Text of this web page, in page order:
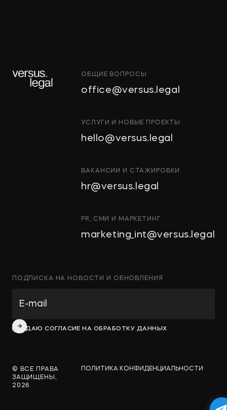
ИНТЕЛЛЕКТУАЛЬНАЯ
ИНВЕСТИЦИОННЫЕ ПРОЕКТЫ
СТРОИТЕЛЬСТВО
И НЕДВИЖИМОСТЬ
АРХИТЕКТУРА
КОРПОРАТИВНОЕ ПРАВО И
M&A
РАЗРЕШЕНИЕ СПОРОВ
БАНКОВСКОЕ ПРАВО
ОБЩИЕ ВОПРОСЫ
office@versus.legal
УСЛУГИ И НОВЫЕ ПРОЕКТЫ
hello@versus.legal
ВАКАНСИИ И СТАЖИРОВКИ
hr@versus.legal
PR, СМИ И МАРКЕТИНГ
marketing_int@versus.legal
ПОДПИСКА НА НОВОСТИ И ОБНОВЛЕНИЯ
ДАЮ СОГЛАСИЕ НА ОБРАБОТКУ ДАННЫХ
© ВСЕ ПРАВА
ЗАЩИЩЕНЫ,
2026
ПОЛИТИКА КОНФИДЕНЦИАЛЬНОСТИ